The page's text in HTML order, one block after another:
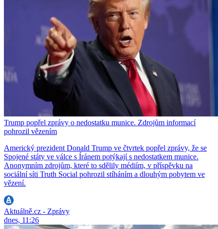
Trump popřel zprávy o nedostatku munice. Zdrojům informací
pohrozil vězením
Americký prezident Donald Trump ve čtvrtek popřel zprávy, že se
Spojené státy ve válce s Íránem potýkají s nedostatkem munice.
Anonymním zdrojům, které to sdělily médiím, v příspěvku na
sociální síti Truth Social pohrozil stíháním a dlouhým pobytem ve
vězení.
Aktuálně.cz - Zprávy
dnes, 11:26